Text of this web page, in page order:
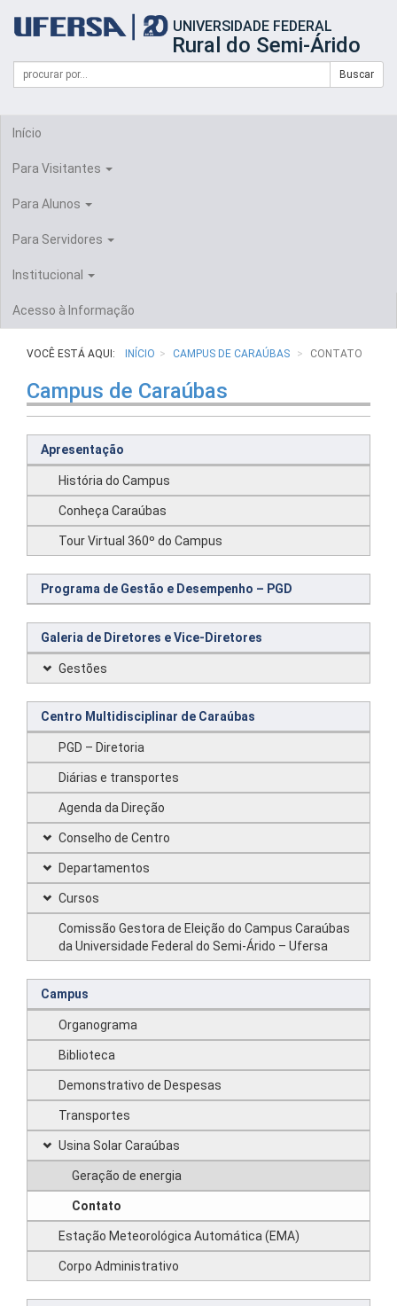
portal
UFERSA
UNIVERSIDADE FEDERAL
Rural do Semi-Árido
Formulário
Busca
Campo
de
Buscar
Início
Para Visitantes
Para Alunos
Para Servidores
Institucional
Acesso à Informação
VOCÊ ESTÁ AQUI: INÍCIO CAMPUS DE CARAÚBAS CONTATO
Campus de Caraúbas
Apresentação
História do Campus
Conheça Caraúbas
Tour Virtual 360º do Campus
Programa de Gestão e Desempenho – PGD
Galeria de Diretores e Vice-Diretores
Gestões
Centro Multidisciplinar de Caraúbas
PGD – Diretoria
Diárias e transportes
Agenda da Direção
Conselho de Centro
Departamentos
Cursos
Comissão Gestora de Eleição do Campus Caraúbas
da Universidade Federal do Semi-Árido – Ufersa
Campus
Organograma
Biblioteca
Demonstrativo de Despesas
Transportes
Usina Solar Caraúbas
Geração de energia
Contato
Estação Meteorológica Automática (EMA)
Corpo Administrativo